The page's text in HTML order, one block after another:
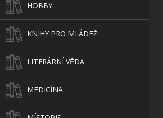
HOBBY
KNIHY PRO MLÁDEŽ
LITERÁRNÍ VĚDA
MEDICÍNA